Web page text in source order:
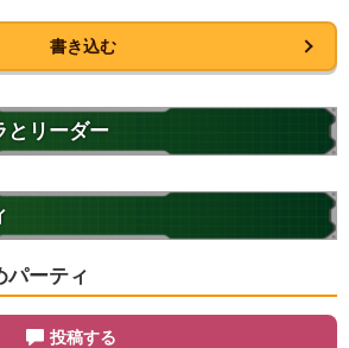
書き込む
とリーダー
パーティ
投稿する